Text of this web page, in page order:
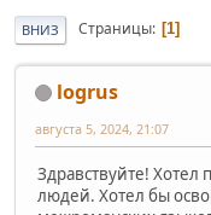
ВНИЗ Страницы 1
logrus
августа 5, 2024, 21:07
Здравствуйте! Хотел
людей. Хотел бы